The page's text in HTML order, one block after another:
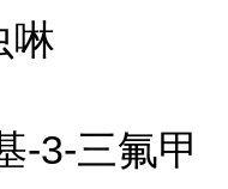
啉
-3-三氟甲